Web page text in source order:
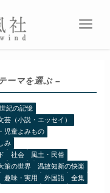
ーマを選ぶ –
紀の記憶
芸（小説・エッセイ）
児童よみもの
み
社会
風土・民俗
策の世界
温故知新の快楽
趣味・実用 外国語
全集